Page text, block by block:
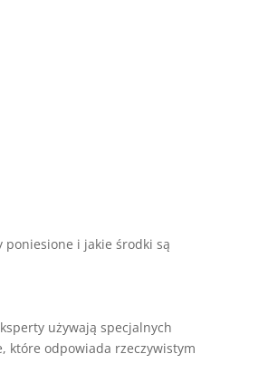
poniesione i jakie środki są
używają specjalnych
które odpowiada rzeczywistym